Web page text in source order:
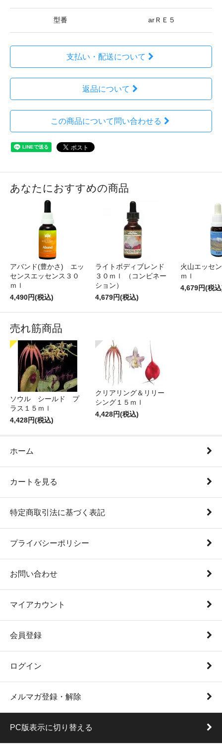
型番 arＲＥ５
支払い・配送について
返品について
この商品について問い合わせる
あなたにおすすめの商品
アバンド(豊かさ) エッ
センスエッセンス３０
ｍｌ
4,490円(税込)
ライトボディブレンド
３０ｍｌ （コンビネー
ション）
4,679円(税込)
火山エッセ
ｍｌ
4,679円(税
売れ筋商品
ソウル シールド プ
ラス１５ｍｌ
4,428円(税込)
クリアリング＆リリー
シング１５ｍｌ
4,428円(税込)
ホーム
カートを見る
特定商取引法に基づく表記
プライバシーポリシー
お問い合わせ
マイアカウント
会員登録
ログイン
メルマガ登録・解除
PC版表示に切り替える